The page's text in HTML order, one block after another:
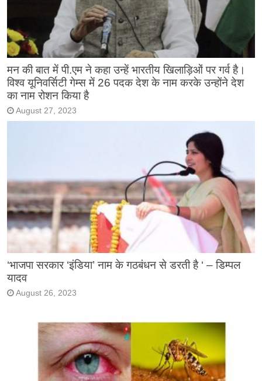
मन की बात में पी.एम ने कहा उन्हें भारतीय खिलाड़िओं पर गर्व है।
विश्व यूनिवर्सिटी गेम्स में 26 पदक देश के नाम करके उन्होंने देश
का नाम रोशन किया है
August 27, 2023
‘भाजपा सरकार ‘इंडिया’ नाम के गठबंधन से डरती है ‘ – डिम्पल
यादव
August 26, 2023